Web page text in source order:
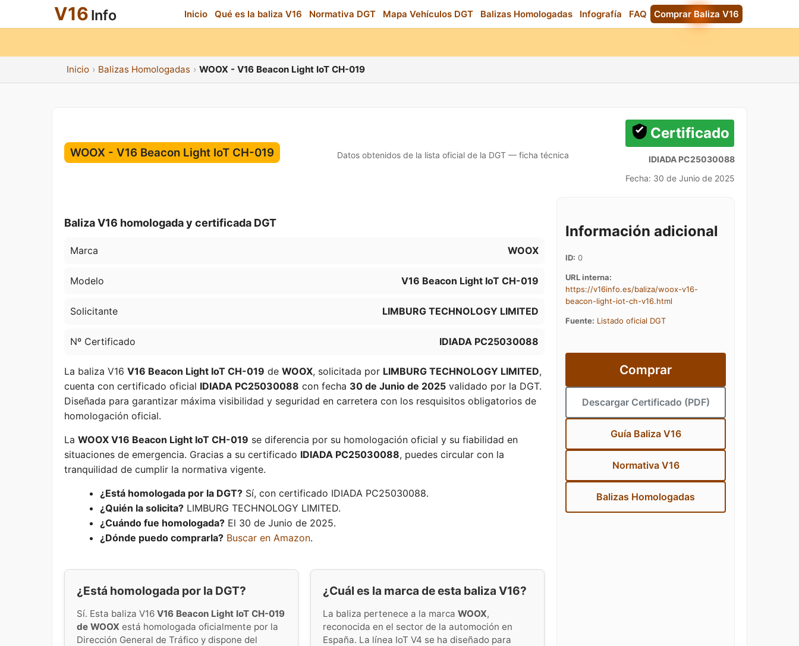
V16 Info Inicio Qué es la baliza V16 Normativa DGT Mapa Vehículos DGT Balizas Homologadas Infografía FAQ Comprar Baliza V16
Inicio Balizas Homologadas WOOX - V16 Beacon Light IoT CH-019
WOOX - V16 Beacon Light IoT CH-019 Datos obtenidos de la lista oficial de la DGT — ficha técnica
Certificado
IDIADA PC25030088
Fecha: 30 de Junio de 2025
Baliza V16 homologada y certificada DGT
Marca WOOX
Modelo V16 Beacon Light IoT CH-019
Solicitante LIMBURG TECHNOLOGY LIMITED
Nº Certificado IDIADA PC25030088
La baliza V16 V16 Beacon Light IoT CH-019 de WOOX, solicitada por LIMBURG TECHNOLOGY LIMITED,
cuenta con certificado oficial IDIADA PC25030088 con fecha 30 de Junio de 2025 validado por la DGT.
Diseñada para garantizar máxima visibilidad y seguridad en carretera con los resquisitos obligatorios de
homologación oficial.
La WOOX V16 Beacon Light IoT CH-019 se diferencia por su homologación oficial y su fiabilidad en
situaciones de emergencia. Gracias a su certificado IDIADA PC25030088, puedes circular con la
tranquilidad de cumplir la normativa vigente.
¿Está homologada por la DGT? Sí, con certificado IDIADA PC25030088.
¿Quién la solicita? LIMBURG TECHNOLOGY LIMITED.
¿Cuándo fue homologada? El 30 de Junio de 2025.
¿Dónde puedo comprarla? Buscar en Amazon.
¿Está homologada por la DGT?
Sí. Esta baliza V16 V16 Beacon Light IoT CH-019
de WOOX está homologada oficialmente por la
Dirección General de Tráfico y dispone del
¿Cuál es la marca de esta baliza V16?
La baliza pertenece a la marca WOOX,
reconocida en el sector de la automoción en
España. La línea IoT V4 se ha diseñado para
Información adicional
ID: 0
URL interna:
https://v16info.es/baliza/woox-v16-
beacon-light-iot-ch-v16.html
Fuente: Listado oficial DGT
Comprar
Descargar Certificado (PDF)
Guía Baliza V16
Normativa V16
Balizas Homologadas